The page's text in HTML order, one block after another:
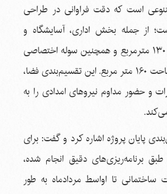
است که دقت فراوانی در طراحی
از جمله بخش اداری، آسایشگاه و
انتظامات با مساحت ۱۳۰ مترمربع و همچنین سوله اختصاصی
قسمت آشیانه به مساحت ۱۶۰ متر مربع. این تقسیم‌بندی فضا،
و حضور مداوم نیروهای امدادی را به
پایان پروژه اشاره کرد و گفت: برای
طبق برنامه‌ریزی‌های دقیق انجام شده،
ساختمانی تا اواسط مردادماه به طور